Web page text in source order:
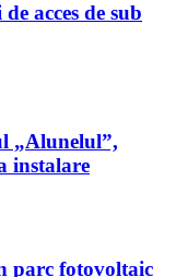
acces de sub
„Alunelul”,
instalare
parc fotovoltaic